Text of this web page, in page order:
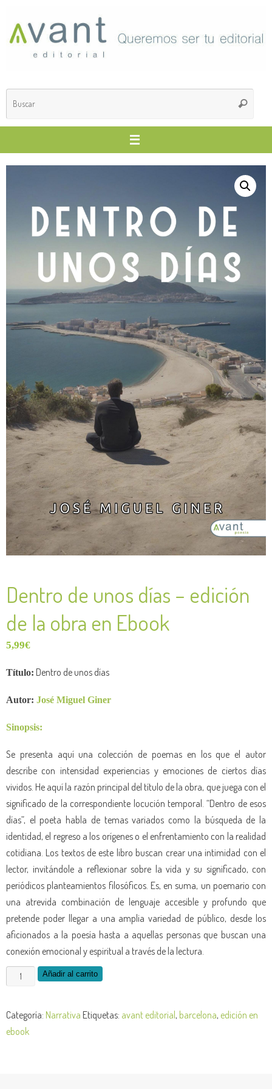
Dentro de unos días – edición
de la obra en Ebook
5,99€
Título: Dentro de unos días
Autor: José Miguel Giner
Sinopsis:
Se presenta aquí una colección de poemas en los que el autor
describe con intensidad experiencias y emociones de ciertos días
vividos. He aquí la razón principal del título de la obra, que juega con el
significado de la correspondiente locución temporal. “Dentro de esos
días”, el poeta habla de temas variados como la búsqueda de la
identidad, el regreso a los orígenes o el enfrentamiento con la realidad
cotidiana. Los textos de este libro buscan crear una intimidad con el
lector, invitándole a reflexionar sobre la vida y su significado, con
periódicos planteamientos filosóficos. Es, en suma, un poemario con
una atrevida combinación de lenguaje accesible y profundo que
pretende poder llegar a una amplia variedad de público, desde los
aficionados a la poesía hasta a aquellas personas que buscan una
conexión emocional y espiritual a través de la lectura.
Añadir al carrito
Categoría: Narrativa Etiquetas: avant editorial, barcelona, edición en
ebook